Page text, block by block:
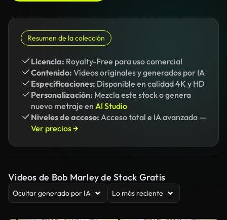
Resumen de la colección
Licencia: Royalty-Free para uso comercial
Contenido: Vídeos originales y generados por IA
Especificaciones: Disponible en calidad 4K y HD
Personalización: Mezcla este stock o genera
nuevo metraje en AI Studio
Niveles de acceso: Acceso total e IA avanzada —
Ver precios →
Videos de Bob Marley de Stock Gratis
Ocultar generado por IA Lo más reciente